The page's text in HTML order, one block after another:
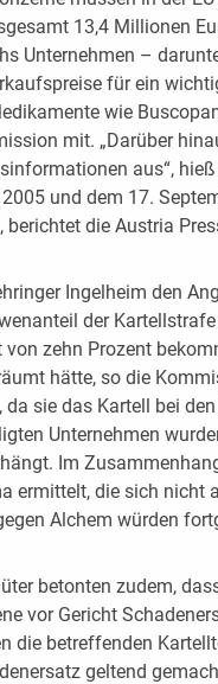
13,4 Millionen
Unternehmen –
für ein
wie
mit. „Darüber
aus“,
und dem 17.
die Austria
Ingelheim den
der
von zehn Prozent
hätte, so die
sie das Kartell bei
Unternehmen
Im
ermittelt, die sich nicht
Alchem würden
betonten zudem,
vor Gericht
die betreffenden
geltend